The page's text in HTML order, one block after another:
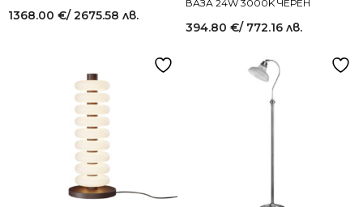
1368.00 €/ 2675.58 лв.
ВАЗА 24W 3000K ЧЕРЕН
394.80 €/ 772.16 лв.